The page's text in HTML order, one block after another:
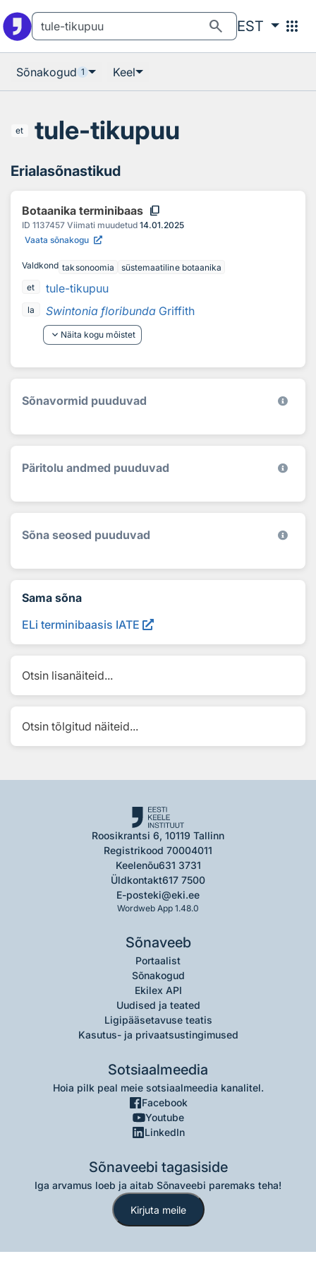
search EST apps
Sõnakogud 1 Keel
et tule-tikupuu
Erialasõnastikud
Botaanika terminibaas content_copy
ID 1137457 Viimati muudetud 14.01.2025
Vaata sõnakogu
Valdkond taksonoomia
süstemaatiline botaanika
et
tule-tikupuu
la Swintonia floribunda Griffith
keyboard_arrow_down Näita kogu mõistet
Sõnavormid puuduvad
Päritolu andmed puuduvad
Sõna seosed puuduvad
Sama sõna
ELi terminibaasis IATE
Otsin lisanäiteid...
Otsin tõlgitud näiteid...
Roosikrantsi 6, 10119 Tallinn
Registrikood 70004011
Keelenõu631 3731
Üldkontakt617 7500
E-posteki@eki.ee
Wordweb App 1.48.0
Sõnaveeb
Portaalist
Sõnakogud
Ekilex API
Uudised ja teated
Ligipääsetavuse teatis
Kasutus- ja privaatsustingimused
Sotsiaalmeedia
Hoia pilk peal meie sotsiaalmeedia kanalitel.
Facebook
Youtube
LinkedIn
Sõnaveebi tagasiside
Iga arvamus loeb ja aitab Sõnaveebi paremaks teha!
Kirjuta meile